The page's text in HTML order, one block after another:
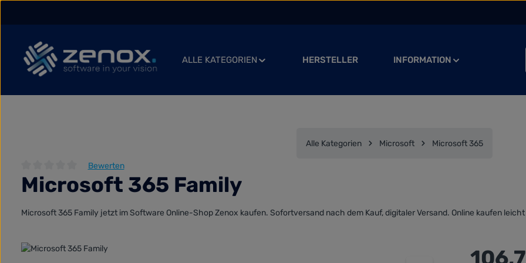
ALLE KATEGORIEN HERSTELLER INFORMATION
Alle Kategorien Microsoft Microsoft 365
Durchschnittliche Bewertung von 0 von 5 Sternen
Bewerten
Microsoft 365 Family
Microsoft 365 Family jetzt im Software Online-Shop Zenox kaufen. Sofortversand nach dem Kauf, digitaler Versand. Online kaufen
Bildergalerie überspringen Regulärer Preis: